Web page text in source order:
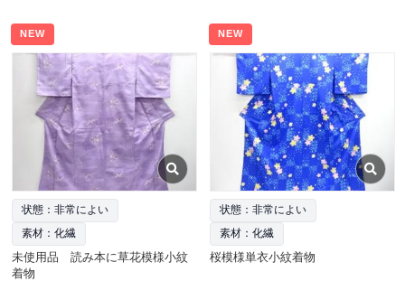
NEW
状態：非常によい
素材：化繊
未使用品 読み本に草花模様小紋
着物
NEW
状態：非常によい
素材：化繊
桜模様単衣小紋着物